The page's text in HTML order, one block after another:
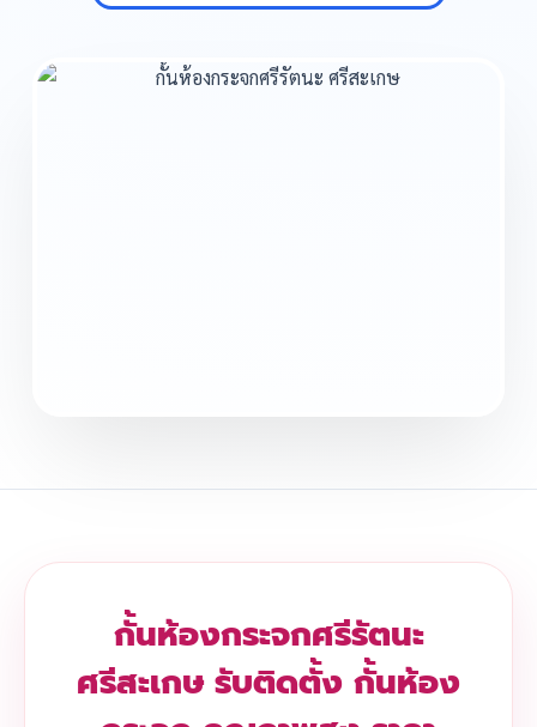
กั้นห้องกระจกศรีรัตนะ
ศรีสะเกษ รับติดตั้ง กั้นห้อง